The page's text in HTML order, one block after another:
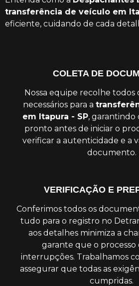
transferência de veículo em
eficiente, cuidando de cada
COLETA DE
Nossa equipe recolhe todos
necessários para a
em Itapura - SP, garantindo
pronto antes de iniciar o
verificar a autenticidade e a
documento.
VERIFICAÇÃO E
Conferimos todos os
tudo para o registro no
aos detalhes minimiza a
garante que o processo
interrupções. Trabalhamos
assegurar que todas as
cumpridas.